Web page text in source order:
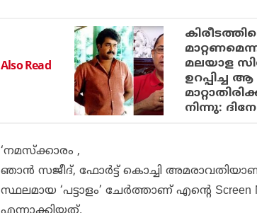
Also Read
മലയാള
ഉറപ്പിച്ച
നിന്നു:
‘നമസ്‌ക്കാരം ,
ഞാന്‍ സജീദ്, ഫോര്‍ട്ട് കൊച്ചി
സ്ഥലമായ ‘പട്ടാളം’ ചേര്‍ത്താണ് എന്റെ Screen